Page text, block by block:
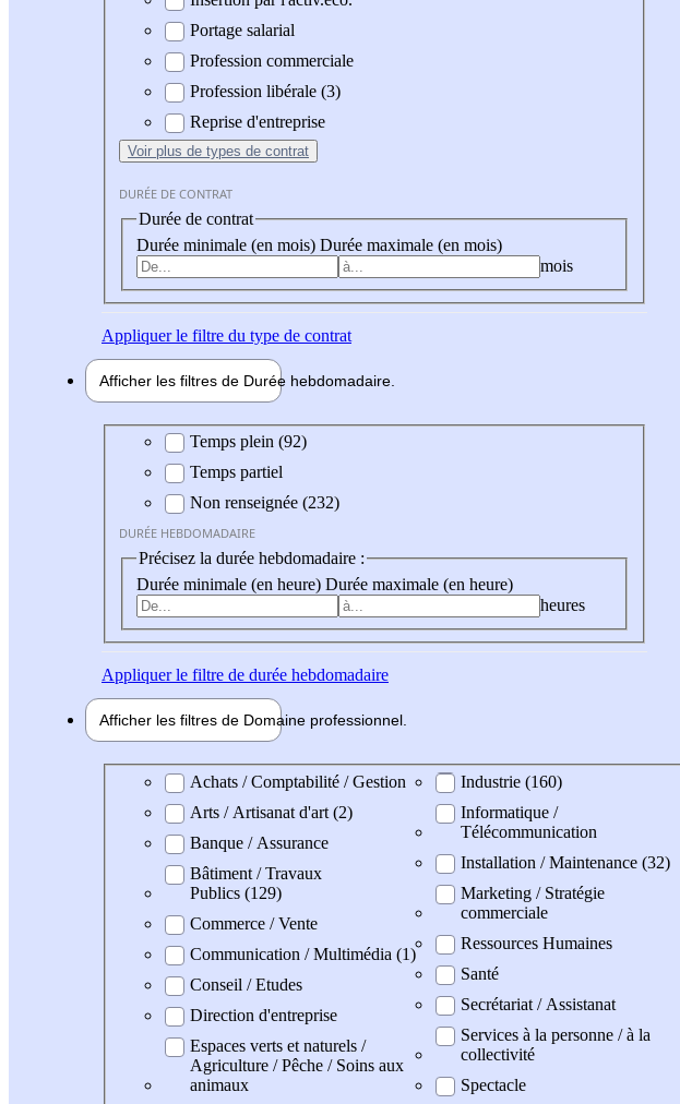
Portage salarial
Profession commerciale
Profession libérale (3)
Reprise d'entreprise
Voir plus de types de contrat
DURÉE DE CONTRAT
Durée de contrat
Durée minimale (en mois) Durée maximale (en mois)
mois
Appliquerle filtre du type de contrat
Afficher les filtres de Durée hebdomadaire
Durée hebdomadaire
Temps plein (92)
Temps partiel
Non renseignée (232)
DURÉE HEBDOMADAIRE
Précisez la durée hebdomadaire :
Durée minimale (en heure) Durée maximale (en heure)
heures
Appliquerle filtre de durée hebdomadaire
Afficher les filtres de Domaine professionnel
Domaine professionel
Achats / Comptabilité / Gestion
Arts / Artisanat d'art (2)
Banque / Assurance
Bâtiment / Travaux
Publics (129)
Commerce / Vente
Communication / Multimédia (1)
Conseil / Etudes
Direction d'entreprise
Espaces verts et naturels /
Agriculture / Pêche / Soins aux
animaux
Industrie (160)
Informatique /
Télécommunication
Installation / Maintenance (32)
Marketing / Stratégie
commerciale
Ressources Humaines
Santé
Secrétariat / Assistanat
Services à la personne / à la
collectivité
Spectacle